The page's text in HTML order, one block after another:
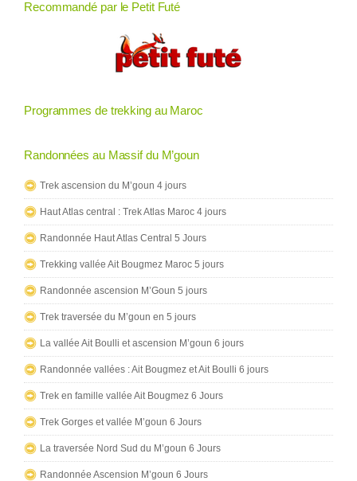
Recommandé par le Petit Futé
Programmes de trekking au Maroc
Randonnées au Massif du M’goun
Trek ascension du M’goun 4 jours
Haut Atlas central : Trek Atlas Maroc 4 jours
Randonnée Haut Atlas Central 5 Jours
Trekking vallée Ait Bougmez Maroc 5 jours
Randonnée ascension M’Goun 5 jours
Trek traversée du M’goun en 5 jours
La vallée Ait Boulli et ascension M’goun 6 jours
Randonnée vallées : Ait Bougmez et Ait Boulli 6 jours
Trek en famille vallée Ait Bougmez 6 Jours
Trek Gorges et vallée M’goun 6 Jours
La traversée Nord Sud du M’goun 6 Jours
Randonnée Ascension M’goun 6 Jours